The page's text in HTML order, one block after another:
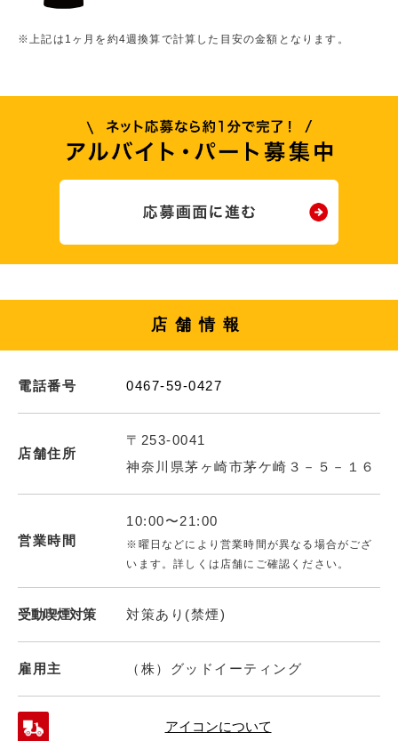
※上記は1ヶ月を約4週換算で計算した目安の金額となります。
店舗情報
電話番号 0467-59-0427
店舗住所
〒253-0041
神奈川県茅ヶ崎市茅ケ崎３－５－１６
営業時間
10:00〜21:00
※曜日などにより営業時間が異なる場合がござ
います。詳しくは店舗にご確認ください。
受動喫煙対策 対策あり(禁煙)
雇用主 （株）グッドイーティング
アイコンについて